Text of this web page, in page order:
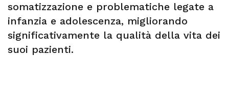
somatizzazione e problematiche legate a
infanzia e adolescenza, migliorando
significativamente la qualità della vita dei
suoi pazienti.